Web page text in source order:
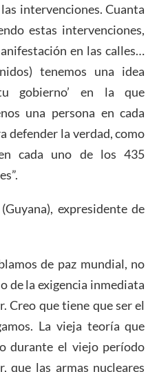
intervenciones. Cuanta
estas intervenciones,
en las calles…
tenemos una idea
gobierno’ en la que
una persona en cada
defender la verdad, como
cada uno de los 435
(Guyana), expresidente de
de paz mundial, no
de la exigencia inmediata
Creo que tiene que ser el
La vieja teoría que
durante el viejo período
que las armas nucleares